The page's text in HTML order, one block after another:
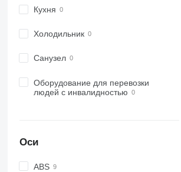
Кухня
Холодильник
Санузел
Оборудование для перевозки
людей с инвалидностью
Оси
ABS